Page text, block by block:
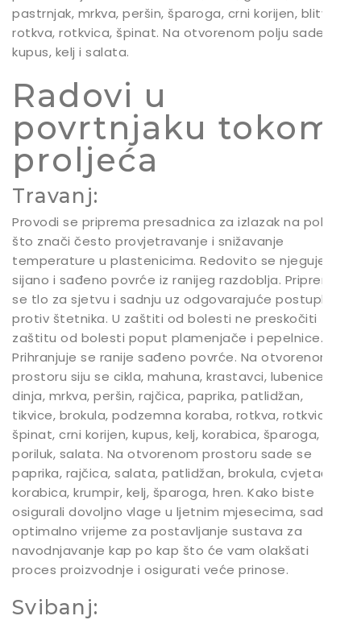
pastrnjak, mrkva, peršin, šparoga, crni korijen, blitva,
rotkva, rotkvica, špinat. Na otvorenom polju sade se
kupus, kelj i salata.
Radovi u
povrtnjaku tokom
proljeća
Travanj:
Provodi se priprema presadnica za izlazak na polje
što znači često provjetravanje i snižavanje
temperature u plastenicima. Redovito se njeguje
sijano i sađeno povrće iz ranijeg razdoblja. Priprema
se tlo za sjetvu i sadnju uz odgovarajuće postupke
protiv štetnika. U zaštiti od bolesti ne preskočiti
zaštitu od bolesti poput plamenjače i pepelnice.
Prihranjuje se ranije sađeno povrće. Na otvorenom
prostoru siju se cikla, mahuna, krastavci, lubenice,
dinja, mrkva, peršin, rajčica, paprika, patlidžan,
tikvice, brokula, podzemna koraba, rotkva, rotkvica,
špinat, crni korijen, kupus, kelj, korabica, šparoga,
poriluk, salata. Na otvorenom prostoru sade se
paprika, rajčica, salata, patlidžan, brokula, cvjetača,
korabica, krumpir, kelj, šparoga, hren. Kako biste
osigurali dovoljno vlage u ljetnim mjesecima, sada je
optimalno vrijeme za postavljanje sustava za
navodnjavanje kap po kap što će vam olakšati
proces proizvodnje i osigurati veće prinose.
Svibanj: